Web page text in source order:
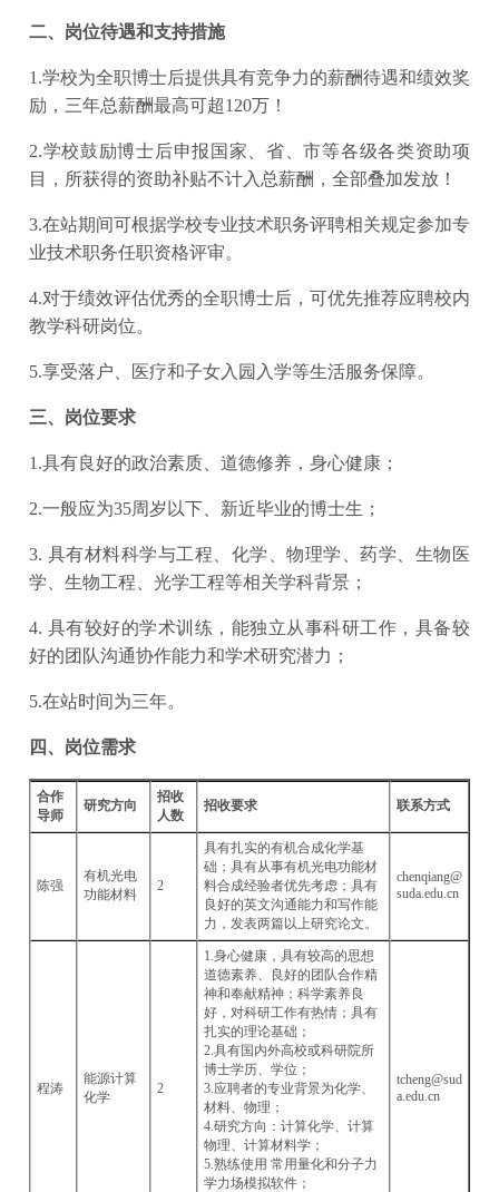
二、岗位待遇和支持措施
1.学校为全职博士后提供具有竞争力的薪酬待遇和绩效奖
励，三年总薪酬最高可超120万！
2.学校鼓励博士后申报国家、省、市等各级各类资助项
目，所获得的资助补贴不计入总薪酬，全部叠加发放！
3.在站期间可根据学校专业技术职务评聘相关规定参加专
业技术职务任职资格评审。
4.对于绩效评估优秀的全职博士后，可优先推荐应聘校内
教学科研岗位。
5.享受落户、医疗和子女入园入学等生活服务保障。
三、岗位要求
1.具有良好的政治素质、道德修养，身心健康；
2.一般应为35周岁以下、新近毕业的博士生；
3. 具有材料科学与工程、化学、物理学、药学、生物医
学、生物工程、光学工程等相关学科背景；
4. 具有较好的学术训练，能独立从事科研工作，具备较
好的团队沟通协作能力和学术研究潜力；
5.在站时间为三年。
四、岗位需求
合作
导师
研究方向
招收
人数
招收要求 联系方式
陈强
有机光电
功能材料
2
具有扎实的有机合成化学基
础；具有从事有机光电功能材
料合成经验者优先考虑；具有
良好的英文沟通能力和写作能
力，发表两篇以上研究论文。
chenqiang@
suda.edu.cn
程涛
能源计算
化学
2
1.身心健康，具有较高的思想
道德素养、良好的团队合作精
神和奉献精神；科学素养良
好，对科研工作有热情；具有
扎实的理论基础；
2.具有国内外高校或科研院所
博士学历、学位；
3.应聘者的专业背景为化学、
材料、物理；
4.研究方向：计算化学、计算
物理、计算材料学；
5.熟练使用 常用量化和分子力
学力场模拟软件；
tcheng@sud
a.edu.cn